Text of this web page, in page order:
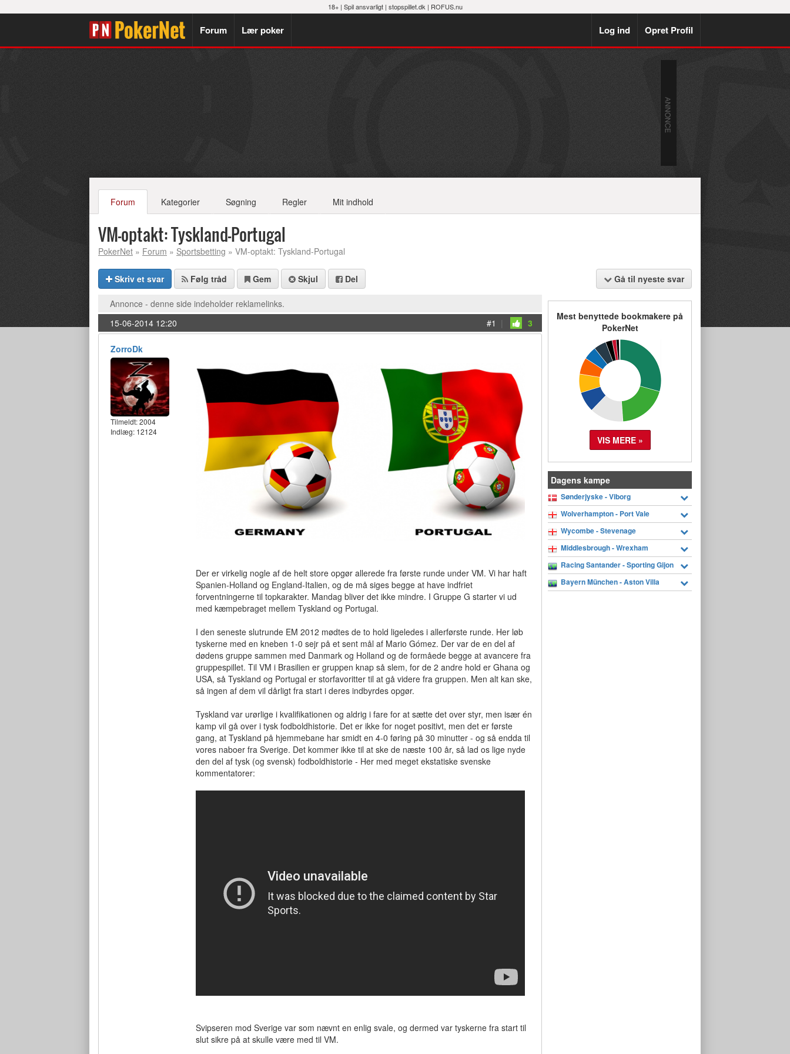
18+ | Spil ansvarligt| stopspillet.dk | ROFUS.nu
Forum Lær poker Log ind Opret Profil
Forum Kategorier Søgning Regler Mit indhold
VM-optakt: Tyskland-Portugal
PokerNet » Forum » Sportsbetting » VM-optakt: Tyskland-Portugal
Skriv et svar Følg tråd Gem Skjul Del Gå til nyeste svar
Annonce - denne side indeholder reklamelinks.
15-06-2014 12:20
#1 | 3
ZorroDk
Tilmeldt:2004
Indlæg: 12124
Der er virkelig nogle af de helt store opgør allerede fra første runde under VM. Vi har haft
Spanien-Holland og England-Italien, og de må siges begge at have indfriet
forventningerne til topkarakter. Mandag bliver det ikke mindre. I Gruppe G starter vi ud
med kæmpebraget mellem Tyskland og Portugal.
I den seneste slutrunde EM 2012 mødtes de to hold ligeledes i allerførste runde. Her løb
tyskerne med en kneben 1-0 sejr på et sent mål af Mario Gómez. Der var de en del af
dødens gruppe sammen med Danmark og Holland og de formåede begge at avancere fra
gruppespillet. Til VM i Brasilien er gruppen knap så slem, for de 2 andre hold er Ghana og
USA, så Tyskland og Portugal er storfavoritter til at gå videre fra gruppen. Men alt kan ske,
så ingen af dem vil dårligt fra start i deres indbyrdes opgør.
Tyskland var urørlige i kvalifikationen og aldrig i fare for at sætte det over styr, men især én
kamp vil gå over i tysk fodboldhistorie. Det er ikke for noget positivt, men det er første
gang, at Tyskland på hjemmebane har smidt en 4-0 føring på 30 minutter - og så endda til
vores naboer fra Sverige. Det kommer ikke til at ske de næste 100 år, så lad os lige nyde
den del af tysk (og svensk) fodboldhistorie - Her med meget ekstatiske svenske
kommentatorer:
Svipseren mod Sverige var som nævnt en enlig svale, og dermed var tyskerne fra start til
slut sikre på at skulle være med til VM.
Mest benyttede bookmakere på
PokerNet
VIS MERE »
Dagens kampe
Sønderjyske - Viborg
Wolverhampton - Port Vale
Wycombe - Stevenage
Middlesbrough - Wrexham
Racing Santander - Sporting Gijon
Bayern München - Aston Villa